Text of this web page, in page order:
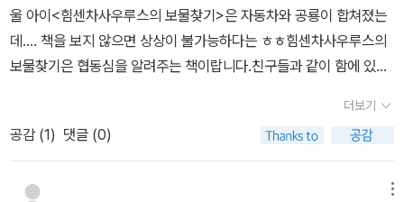
울 아이<힘센차사우루스의 보물찾기>은 자동차와 공룡이 합쳐졌는
데.... 책을 보지 않으면 상상이 불가능하다는 ㅎㅎ힘센차사우루스의
보물찾기은 협동심을 알려주는 책이랍니다.친구들과 같이 함에 있어
사우루스의 보물찾기책속으로 빠져 보아요열심히 일한 힘센차사우루
스들이 보물찾기 여행을 떠나는데....보물을 찾아도 좋아 고물을 찾아
도 좋아부릉부릉 다함께 출발쓰러진 나무는 콰좍 콰좌작 잘라주고흙
더미는 멀리가져다 버리고울퉁불퉁 땅은 다지면 되고높은 돌담은 무
더보기
공감 (1) 댓글 (0)